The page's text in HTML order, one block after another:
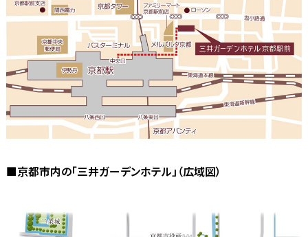
■京都市内の「三井ガーデンホテル」（広域図）